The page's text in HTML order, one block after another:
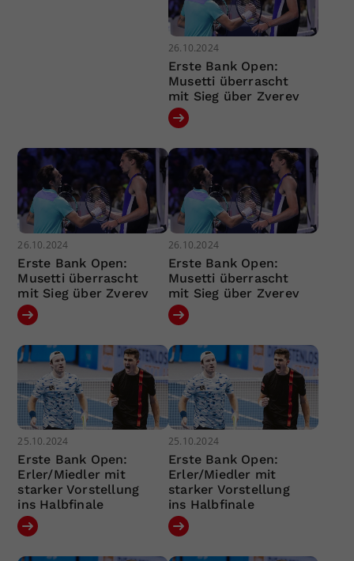
26.10.2024
Erste Bank Open:
Musetti überrascht
mit Sieg über Zverev
26.10.2024
Erste Bank Open:
Musetti überrascht
mit Sieg über Zverev
26.10.2024
Erste Bank Open:
Musetti überrascht
mit Sieg über Zverev
25.10.2024
Erste Bank Open:
Erler/Miedler mit
starker Vorstellung
ins Halbfinale
25.10.2024
Erste Bank Open:
Erler/Miedler mit
starker Vorstellung
ins Halbfinale